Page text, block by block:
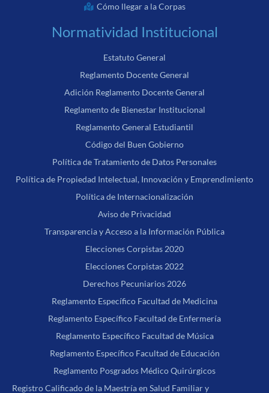
Cómo llegar a la Corpas
Normatividad Institucional
Estatuto General
Reglamento Docente General
Adición Reglamento Docente General
Reglamento de Bienestar Institucional
Reglamento General Estudiantil
Código del Buen Gobierno
Política de Tratamiento de Datos Personales
Política de Propiedad Intelectual, Innovación y Emprendimiento
Política de Internacionalización
Aviso de Privacidad
Transparencia y Acceso a la Información Pública
Elecciones Corpistas 2020
Elecciones Corpistas 2022
Derechos Pecuniarios 2026
Reglamento Específico Facultad de Medicina
Reglamento Específico Facultad de Enfermería
Reglamento Específico Facultad de Música
Reglamento Específico Facultad de Educación
Reglamento Posgrados Médico Quirúrgicos
Registro Calificado de la Maestría en Salud Familiar y